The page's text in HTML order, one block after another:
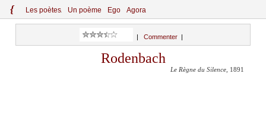
{ Les poètes Un poème Ego Agora
Commenter
Rodenbach
Le Règne du Silence , 1891